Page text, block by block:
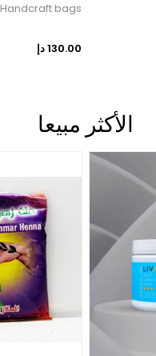
Handcraft bags
130.00 دإ
الأكثر مبيعا